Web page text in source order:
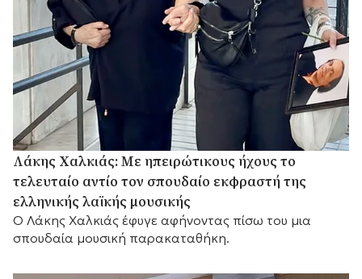
Λάκης Χαλκιάς: Με ηπειρώτικους ήχους το
τελευταίο αντίο τον σπουδαίο εκφραστή της
ελληνικής λαϊκής μουσικής
Ο Λάκης Χαλκιάς έφυγε αφήνοντας πίσω του μια
σπουδαία μουσική παρακαταθήκη.